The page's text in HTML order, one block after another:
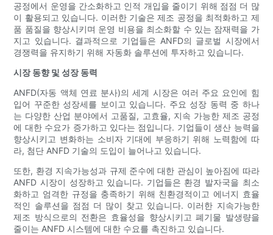
공정에서 운영을 간소화하고 인적 개입을 줄이기 위해 점점 더 많
이 활용되고 있습니다. 이러한 기술은 제조 공정을 최적화하고 제
품 품질을 향상시키며 운영 비용을 최소화할 수 있는 잠재력을 가
지고 있습니다. 결과적으로 기업들은 ANFD의 글로벌 시장에서
경쟁력을 유지하기 위해 자동화 솔루션에 투자하고 있습니다.
시장 동향 및 성장 동력
ANFD(자동 액체 연료 분사)의 세계 시장은 여러 주요 요인에 힘
입어 꾸준한 성장세를 보이고 있습니다. 주요 성장 동력 중 하나
는 다양한 산업 분야에서 고품질, 고효율, 지속 가능한 제조 공정
에 대한 수요가 증가하고 있다는 점입니다. 기업들이 생산 능력을
향상시키고 변화하는 소비자 기대에 부응하기 위해 노력함에 따
라, 첨단 ANFD 기술의 도입이 늘어나고 있습니다.
또한, 환경 지속가능성과 규제 준수에 대한 관심이 높아짐에 따라
ANFD 시장이 성장하고 있습니다. 기업들은 환경 발자국을 최소
화하고 엄격한 규정을 충족하기 위해 친환경적이고 에너지 효율
적인 솔루션을 점점 더 많이 찾고 있습니다. 이러한 지속가능한
제조 방식으로의 전환은 효율성을 향상시키고 폐기물 발생량을
줄이는 ANFD 시스템에 대한 수요를 촉진하고 있습니다.